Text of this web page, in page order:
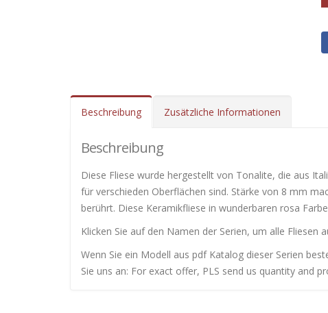
Beschreibung Zusätzliche Informationen
Beschreibung
Diese Fliese wurde hergestellt von Tonalite, die aus
für verschieden Oberflächen sind. Stärke von 8 mm
berührt. Diese Keramikfliese in wunderbaren rosa
Klicken Sie auf den Namen der Serien, um alle Fliesen
Wenn Sie ein Modell aus pdf Katalog dieser Serien
Sie uns an: For exact offer, PLS send us quantity and